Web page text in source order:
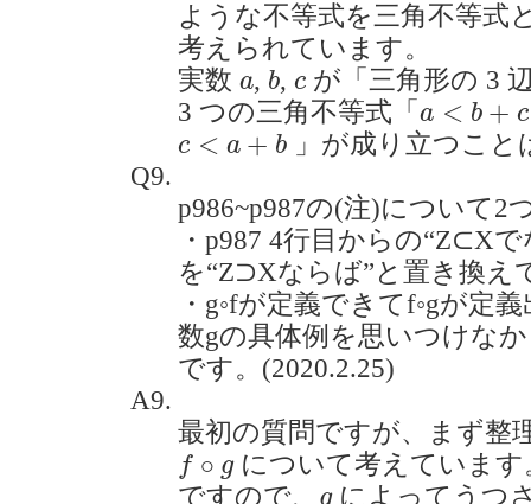
ような不等式を三角不等式
考えられています。
実数 a
a, b
b, c
c が「三角形の 3
3 つの三角不等式「 a < b + c
a< b+c
c < a + b
c a +b
」が成り立つこと
Q9.
p986~p987の(注)について2
・p987 4行目からの“Z⊂X
を“Z⊃Xならば”と置き換え
・g◦fが定義できてf◦gが定
数gの具体例を思いつけな
です。(2020.2.25)
A9.
最初の質問ですが、まず整
f ∘ g
f∘g について考えています
ですので、
g
gによってうつ